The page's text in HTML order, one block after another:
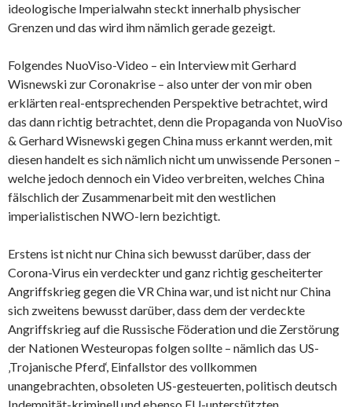
ideologische Imperialwahn steckt innerhalb physischer
Grenzen und das wird ihm nämlich gerade gezeigt.
Folgendes NuoViso-Video – ein Interview mit Gerhard
Wisnewski zur Coronakrise – also unter der von mir oben
erklärten real-entsprechenden Perspektive betrachtet, wird
das dann richtig betrachtet, denn die Propaganda von NuoViso
& Gerhard Wisnewski gegen China muss erkannt werden, mit
diesen handelt es sich nämlich nicht um unwissende Personen –
welche jedoch dennoch ein Video verbreiten, welches China
fälschlich der Zusammenarbeit mit den westlichen
imperialistischen NWO-lern bezichtigt.
Erstens ist nicht nur China sich bewusst darüber, dass der
Corona-Virus ein verdeckter und ganz richtig gescheiterter
Angriffskrieg gegen die VR China war, und ist nicht nur China
sich zweitens bewusst darüber, dass dem der verdeckte
Angriffskrieg auf die Russische Föderation und die Zerstörung
der Nationen Westeuropas folgen sollte – nämlich das US-
‚Trojanische Pferd‘, Einfallstor des vollkommen
unangebrachten, obsoleten US-gesteuerten, politisch deutsch